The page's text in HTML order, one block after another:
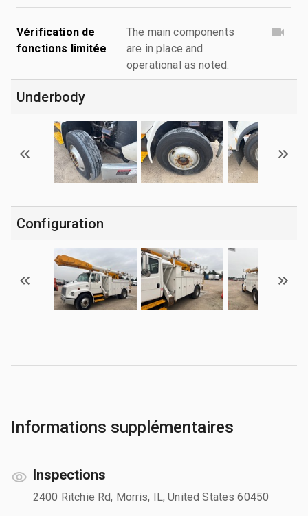
Vérification de
fonctions limitée
The main components
are in place and
operational as noted.
Underbody
Configuration
Informations supplémentaires
Inspections
2400 Ritchie Rd, Morris, IL, United States 60450